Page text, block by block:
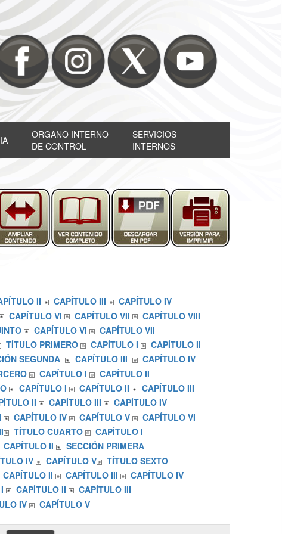
ORGANO INTERNO
DE CONTROL
SERVICIOS
INTERNOS
II CAPÍTULO III
CAPÍTULO IV
CAPÍTULO VI CAPÍTULO VII
CAPÍTULO VIII
CAPÍTULO VI
CAPÍTULO VII
TÍTULO PRIMERO CAPÍTULO I
CAPÍTULO II
SEGUNDA CAPÍTULO III
CAPÍTULO IV
CAPÍTULO I
CAPÍTULO II
CAPÍTULO I CAPÍTULO II
CAPÍTULO III
II CAPÍTULO III
CAPÍTULO IV
CAPÍTULO IV CAPÍTULO V
CAPÍTULO VI
TÍTULO CUARTO
CAPÍTULO I
CAPÍTULO II
SECCIÓN PRIMERA
IV CAPÍTULO V
TÍTULO SEXTO
CAPÍTULO II CAPÍTULO III
CAPÍTULO IV
CAPÍTULO II
CAPÍTULO III
IV
CAPÍTULO V